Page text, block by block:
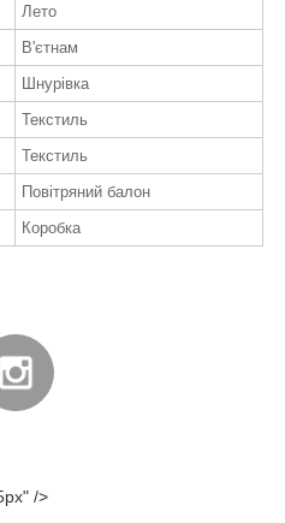
Лето
В'єтнам
Шнурівка
Текстиль
Текстиль
Повітряний балон
Коробка
/>